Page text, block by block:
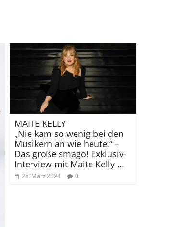
MAITE KELLY
„Nie kam so wenig bei den
Musikern an wie heute!“ –
Das große smago! Exklusiv-
Interview mit Maite Kelly …
28. März 2024 0